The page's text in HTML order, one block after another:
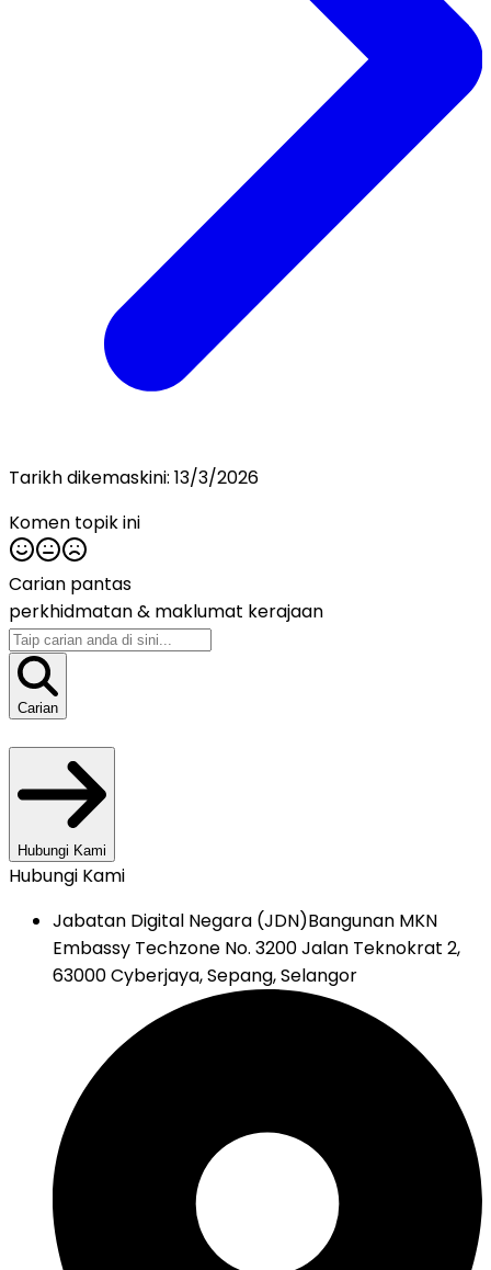
Tarikh dikemaskini: 13/3/2026
Komen topik ini
Carian pantas
perkhidmatan & maklumat kerajaan
Carian
Hubungi Kami
Hubungi Kami
Jabatan Digital Negara (JDN)Bangunan MKN
Embassy Techzone No. 3200 Jalan Teknokrat 2,
63000 Cyberjaya, Sepang, Selangor